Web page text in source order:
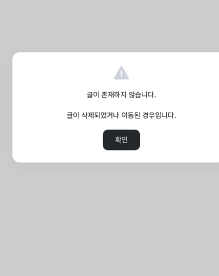
글이 존재하지 않습니다.
글이 삭제되었거나 이동된 경우입니다.
확인